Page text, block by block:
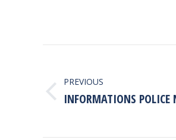
NAVIGATION
PREVIOUS
Previous
INFORMATIONS POLICE